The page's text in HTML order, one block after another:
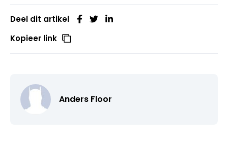
Deel dit artikel
Kopieer link
Anders Floor